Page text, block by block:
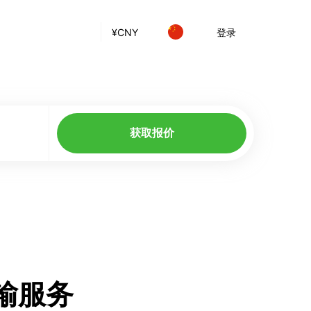
¥CNY 登录
获取报价
服务